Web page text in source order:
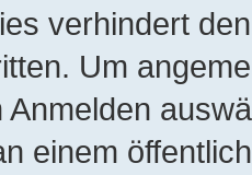
verhindert
Um
Anmelden
einem